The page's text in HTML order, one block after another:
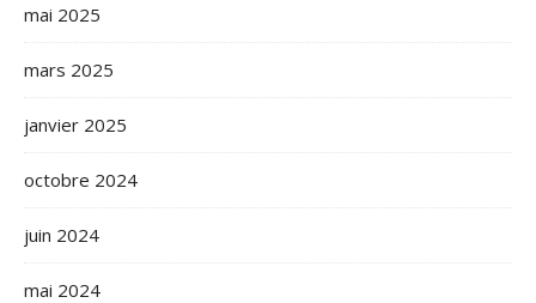
mai 2025
mars 2025
janvier 2025
octobre 2024
juin 2024
mai 2024